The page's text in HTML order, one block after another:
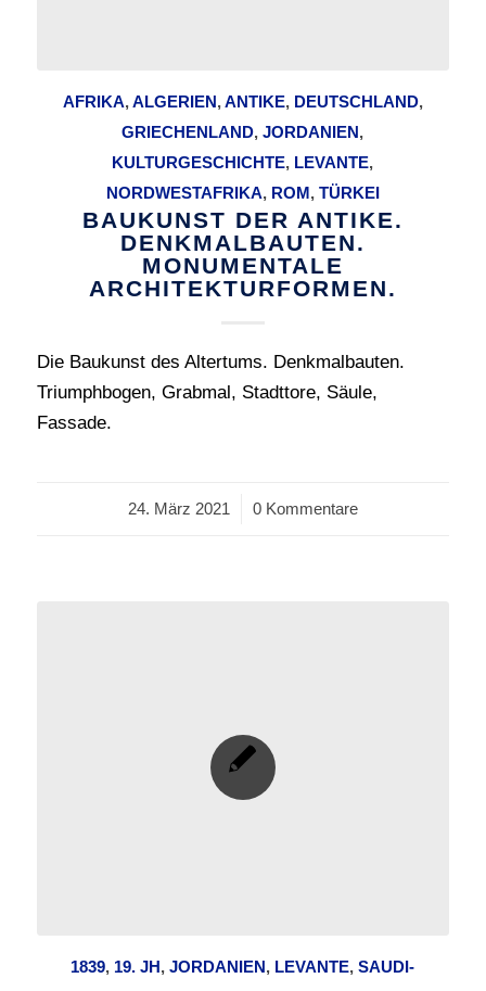
AFRIKA,ALGERIEN,ANTIKE, DEUTSCHLAND,
GRIECHENLAND,JORDANIEN,
KULTURGESCHICHTE, LEVANTE,
NORDWESTAFRIKA, ROM, TÜRKEI
BAUKUNST DER ANTIKE.
DENKMALBAUTEN.
MONUMENTALE
ARCHITEKTURFORMEN.
Die Baukunst des Altertums. Denkmalbauten.
Triumphbogen, Grabmal, Stadttore, Säule,
Fassade.
24. März 2021
/ 0 Kommentare
1839, 19. JH,JORDANIEN, LEVANTE,SAUDI-